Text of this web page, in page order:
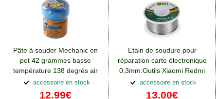
Pâte à souder Mechanic en
pot 42 grammes basse
température 138 degrés air
chaud microsoudure CMS
accessoire en stock
12.99€
Etain de soudure pour
réparation carte électronique
0,3mm:Outils Xiaomi Redmi
13(4G)
accessoire en stock
13.00€